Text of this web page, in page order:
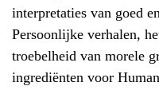
interpretaties van goed
Persoonlijke verhalen,
troebelheid van morele
ingrediënten voor